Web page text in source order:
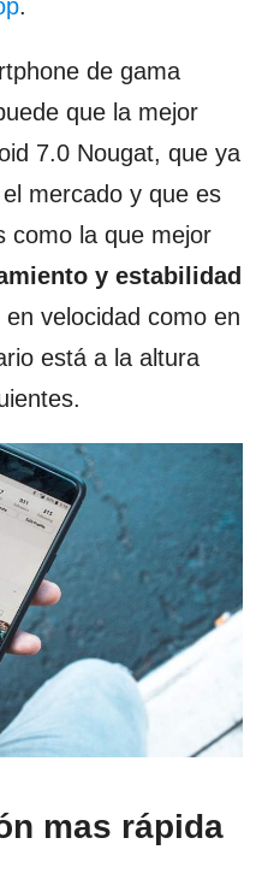
.
de gama
que la mejor
7.0 Nougat, que ya
mercado y que es
como la que mejor
y estabilidad
velocidad como en
está a la altura
mas rápida